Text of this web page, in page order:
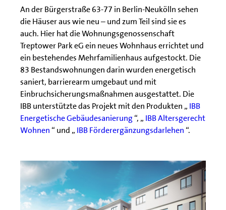
An der Bürgerstraße 63-77 in Berlin-Neukölln sehen
die Häuser aus wie neu – und zum Teil sind sie es
auch. Hier hat die Wohnungsgenossenschaft
Treptower Park eG ein neues Wohnhaus errichtet und
ein bestehendes Mehrfamilienhaus aufgestockt. Die
83 Bestandswohnungen darin wurden energetisch
saniert, barrierearm umgebaut und mit
Einbruchsicherungsmaßnahmen ausgestattet. Die
IBB unterstützte das Projekt mit den Produkten „ IBB
Energetische Gebäudesanierung“, „ IBB Altersgerecht
Wohnen “ und „ IBB Förderergänzungsdarlehen “.